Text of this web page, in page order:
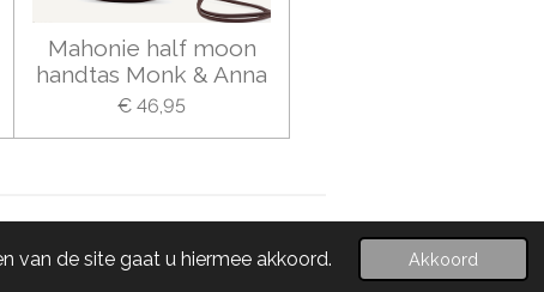
van de site gaat u hiermee akkoord. Akkoord
Mahonie half moon
handtas Monk & Anna
€ 46,95